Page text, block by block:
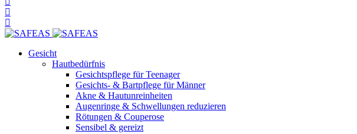
Gesicht
Hautbedürfnis
Gesichtspflege für Teenager
Gesichts- & Bartpflege für Männer
Akne & Hautunreinheiten
Augenringe & Schwellungen reduzieren
Rötungen & Couperose
Sensibel & gereizt